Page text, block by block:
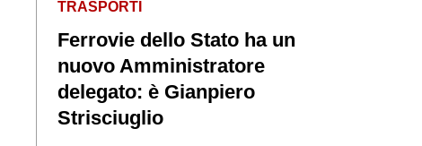
TRASPORTI
Ferrovie dello Stato ha un
nuovo Amministratore
delegato: è Gianpiero
Strisciuglio